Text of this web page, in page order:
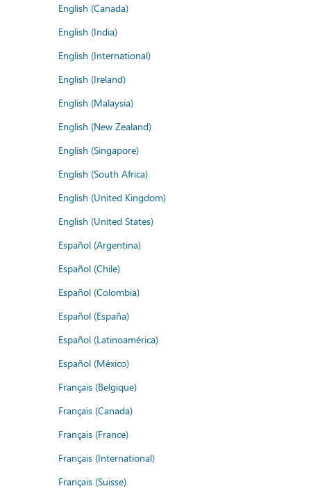
English (Canada)
English (India)
English (International)
English (Ireland)
English (Malaysia)
English (New Zealand)
English (Singapore)
English (South Africa)
English (United Kingdom)
English (United States)
Español (Argentina)
Español (Chile)
Español (Colombia)
Español (España)
Español (Latinoamérica)
Español (México)
Français (Belgique)
Français (Canada)
Français (France)
Français (International)
Français (Suisse)